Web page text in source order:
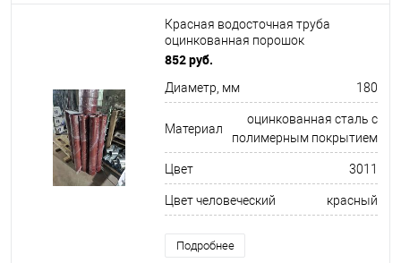
Красная водосточная труба
оцинкованная порошок
ф180х1250мм RAL 3011
852 руб.
Диаметр, мм 180
Материал
оцинкованная сталь с
полимерным покрытием
Цвет 3011
Цвет человеческий красный
Подробнее